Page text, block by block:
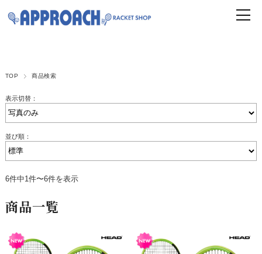
TOP 商品検索
表示切替：
並び順：
6件中1件〜6件を表示
商品一覧